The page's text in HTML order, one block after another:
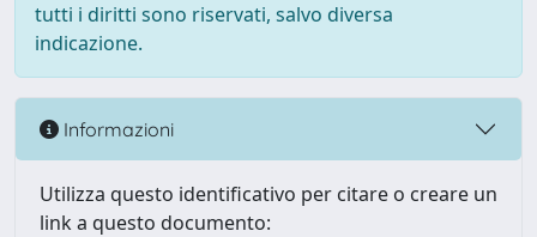
tutti i diritti sono riservati, salvo diversa
indicazione.
Informazioni
Utilizza questo identificativo per citare o creare un
link a questo documento: